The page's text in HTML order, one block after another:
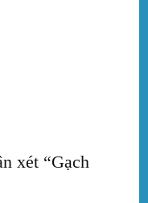
xét “Gạch